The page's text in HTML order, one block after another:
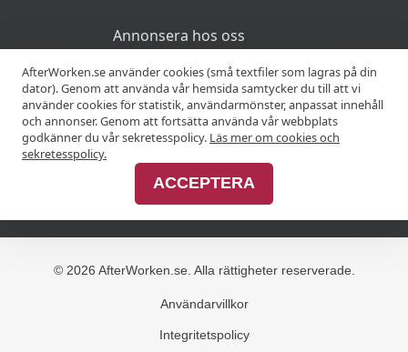
Annonsera hos oss
Advertise with us
MER
Alla afterworker
© 2026 AfterWorken.se. Alla rättigheter reserverade.
Användarvillkor
Integritetspolicy
AfterWorken.se använder cookies (små textfiler som lagras på din
dator). Genom att använda vår hemsida samtycker du till att vi
använder cookies för statistik, användarmönster, anpassat innehåll
och annonser. Genom att fortsätta använda vår webbplats
godkänner du vår sekretesspolicy. Läs mer om cookies och
sekretesspolicy.
ACCEPTERA